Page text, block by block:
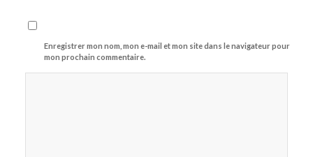
Enregistrer mon nom, mon e-mail et mon site dans le navigateur pour
mon prochain commentaire.